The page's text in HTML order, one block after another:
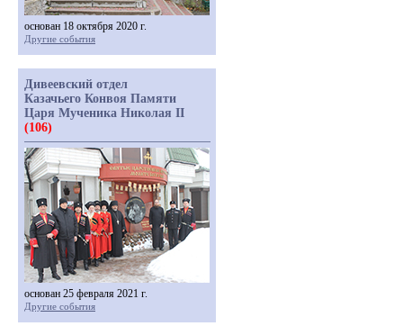
основан 18 октября 2020 г.
Другие события
Дивеевский отдел
Казачьего Конвоя Памяти
Царя Мученика Николая II
(106)
основан 25 февраля 2021 г.
Другие события